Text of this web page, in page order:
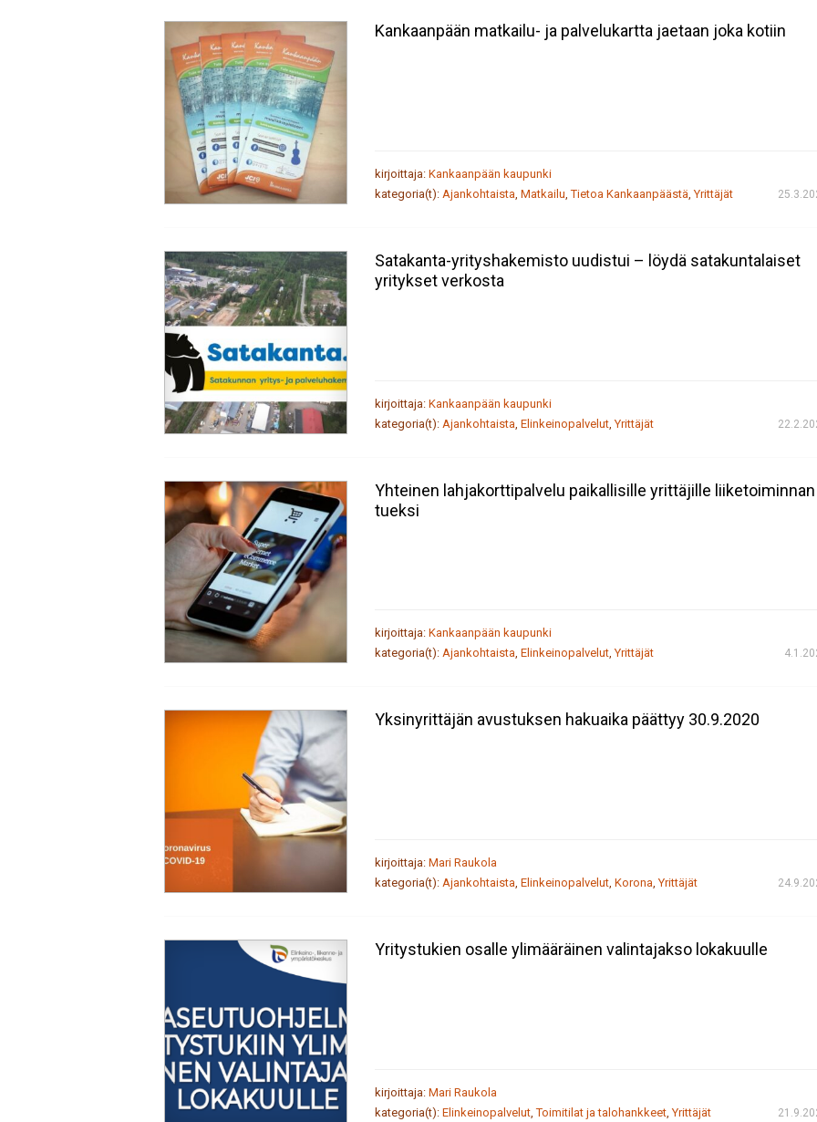
Kankaanpään matkailu- ja palvelukartta jaetaan joka kotiin
kirjoittaja: Kankaanpään kaupunki
kategoria(t): Ajankohtaista Matkailu ,Tietoa Kankaanpäästä ,Yrittäjät
Satakanta-yrityshakemisto uudistui – löydä satakuntalaiset
yritykset verkosta
kirjoittaja: Kankaanpään kaupunki
kategoria(t): Ajankohtaista Elinkeinopalvelut,Yrittäjät
Yhteinen lahjakorttipalvelu paikallisille yrittäjille liiketoiminnan
tueksi
kirjoittaja: Kankaanpään kaupunki
kategoria(t): Ajankohtaista, Elinkeinopalvelut,Yrittäjät
Yksinyrittäjän avustuksen hakuaika päättyy 30.9.2020
kirjoittaja: Mari Raukola
kategoria(t): Ajankohtaista, Elinkeinopalvelut, Korona,Yrittäjät
Yritystukien osalle ylimääräinen valintajakso lokakuulle
kirjoittaja: Mari Raukola
kategoria(t): Elinkeinopalvelut,Toimitilat ja talohankkeet,Yrittäjät